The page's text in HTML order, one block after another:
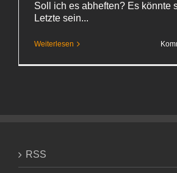
Soll ich es abheften? Es könnte
Letzte sein...
Weiterlesen
RSS